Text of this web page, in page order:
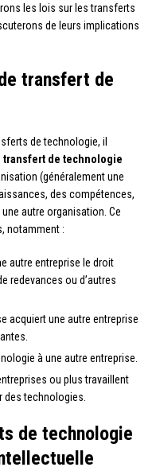
les lois sur les transferts
de leurs implications
transfert de
de technologie, il
transfert de technologie
(généralement une
des compétences,
autre organisation. Ce
notamment :
autre entreprise le droit
redevances ou d’autres
acquiert une autre entreprise
à une autre entreprise.
ou plus travaillent
des technologies.
de technologie